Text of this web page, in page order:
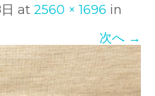
at 2560 × 1696 in
次へ →